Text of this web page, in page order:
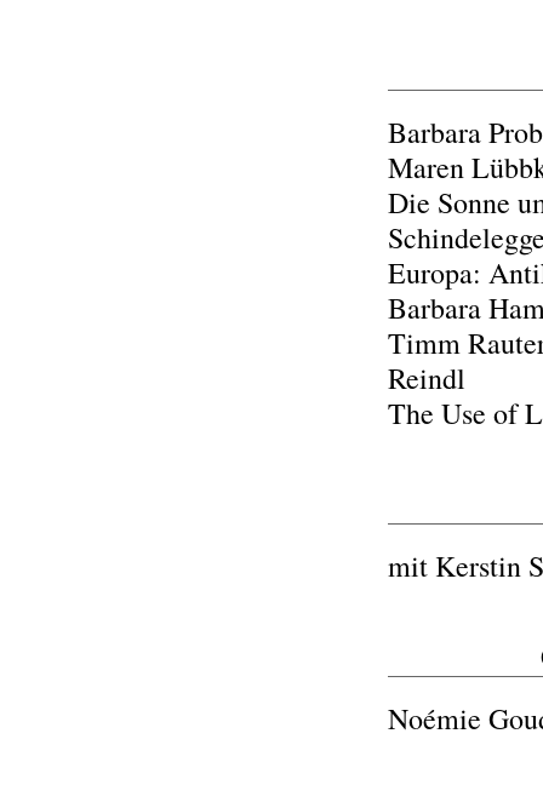
Barbara
Maren
Die Sonne
Europa:
Barbara
Timm
Reindl
The Use of
mit Kerstin
Noémie